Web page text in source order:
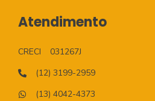
Atendimento
CRECI
031267J
(12) 3199-2959
(13) 4042-4373